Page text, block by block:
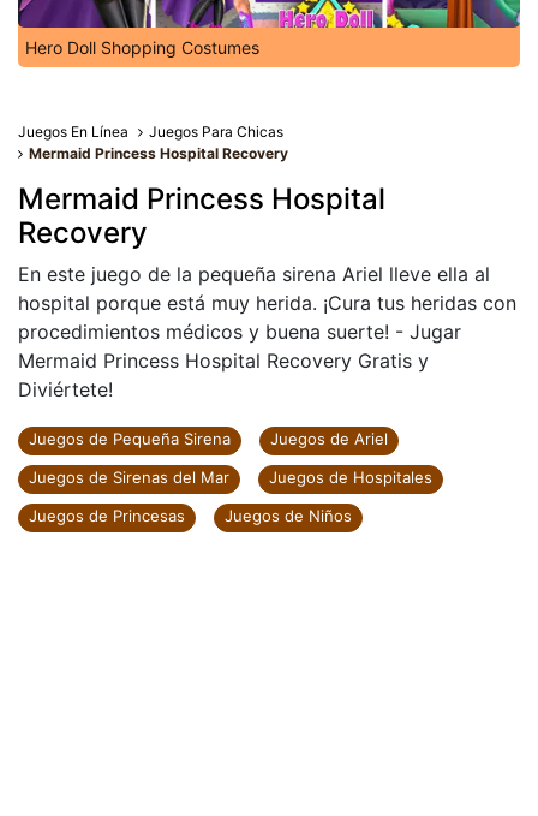
Hero Doll Shopping Costumes
Juegos En Línea
Juegos Para Chicas
Mermaid Princess Hospital Recovery
Mermaid Princess Hospital
Recovery
En este juego de la pequeña sirena Ariel lleve ella al
hospital porque está muy herida. ¡Cura tus heridas con
procedimientos médicos y buena suerte! - Jugar
Mermaid Princess Hospital Recovery Gratis y
Diviértete!
Juegos de Pequeña Sirena
Juegos de Ariel
Juegos de Sirenas del Mar
Juegos de Hospitales
Juegos de Princesas
Juegos de Niños